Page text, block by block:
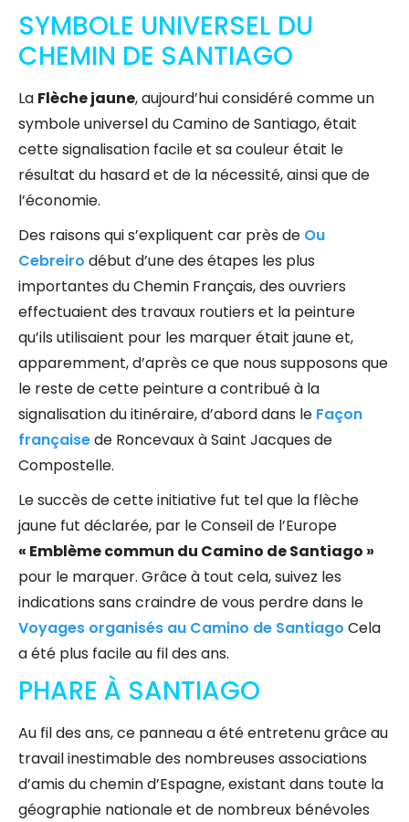
SYMBOLE UNIVERSEL DU
CHEMIN DE SANTIAGO
La Flèche jaune, aujourd’hui considéré comme un
symbole universel du Camino de Santiago, était
cette signalisation facile et sa couleur était le
résultat du hasard et de la nécessité, ainsi que de
l’économie.
Des raisons qui s’expliquent car près de Ou
Cebreiro début d’une des étapes les plus
importantes du Chemin Français, des ouvriers
effectuaient des travaux routiers et la peinture
qu’ils utilisaient pour les marquer était jaune et,
apparemment, d’après ce que nous supposons que
le reste de cette peinture a contribué à la
signalisation du itinéraire, d’abord dans le Façon
françaisede Roncevaux à Saint Jacques de
Compostelle.
Le succès de cette initiative fut tel que la flèche
jaune fut déclarée, par le Conseil de l’Europe
« Emblème commun du Camino de Santiago »
pour le marquer. Grâce à tout cela, suivez les
indications sans craindre de vous perdre dans le
Voyages organisés au Camino de Santiago Cela
a été plus facile au fil des ans.
PHARE À SANTIAGO
Au fil des ans, ce panneau a été entretenu grâce au
travail inestimable des nombreuses associations
d’amis du chemin d’Espagne, existant dans toute la
géographie nationale et de nombreux bénévoles